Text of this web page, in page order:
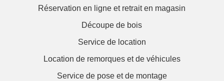
Réservation en ligne et retrait en magasin
Découpe de bois
Service de location
Location de remorques et de véhicules
Service de pose et de montage